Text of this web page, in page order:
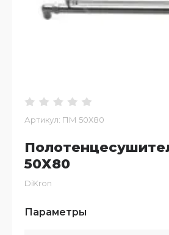
Артикул: ПМ 50Х80
50Х80
DiKron
Параметры